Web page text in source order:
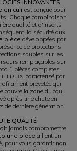
INNOVANTES
en cuirest conçue pour
Chaque combinaison
qualité et d'inserts
la sécurité aux
pièce développées par
de protections
souples sur les
remplaçables sur
1 pièces complètes
3X, caractérisé par
brevetée qui
couvre la zone du cou,
après une chute en
de dernière génération.
QUALITÉ
jamais compromettre
une pièce allient un
pour vous garantir non